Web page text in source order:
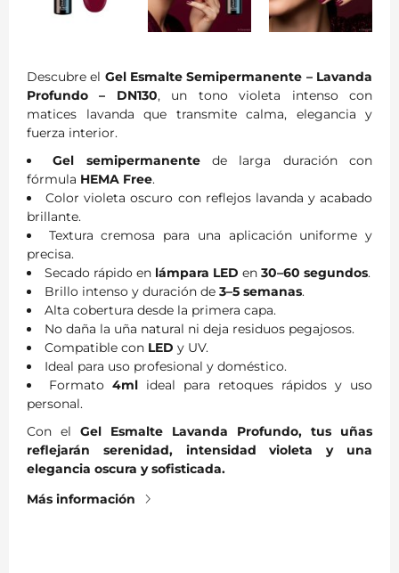
Descubre el Gel Esmalte Semipermanente – Lavanda
Profundo – DN130, un tono violeta intenso con
matices lavanda que transmite calma, elegancia y
fuerza interior.
Gel semipermanentede larga duración con
fórmula HEMA Free.
Color violeta oscuro con reflejos lavanda y acabado
brillante.
Textura cremosa para una aplicación uniforme y
precisa.
Secado rápido en lámpara LED en 30–60 segundos.
Brillo intenso y duración de 3–5 semanas.
Alta cobertura desde la primera capa.
No daña la uña natural ni deja residuos pegajosos.
Compatible con LED y UV.
Ideal para uso profesional y doméstico.
Formato 4ml ideal para retoques rápidos y uso
personal.
Con el Gel Esmalte Lavanda Profundo, tus uñas
reflejarán serenidad, intensidad violeta y una
elegancia oscura y sofisticada.
Más información